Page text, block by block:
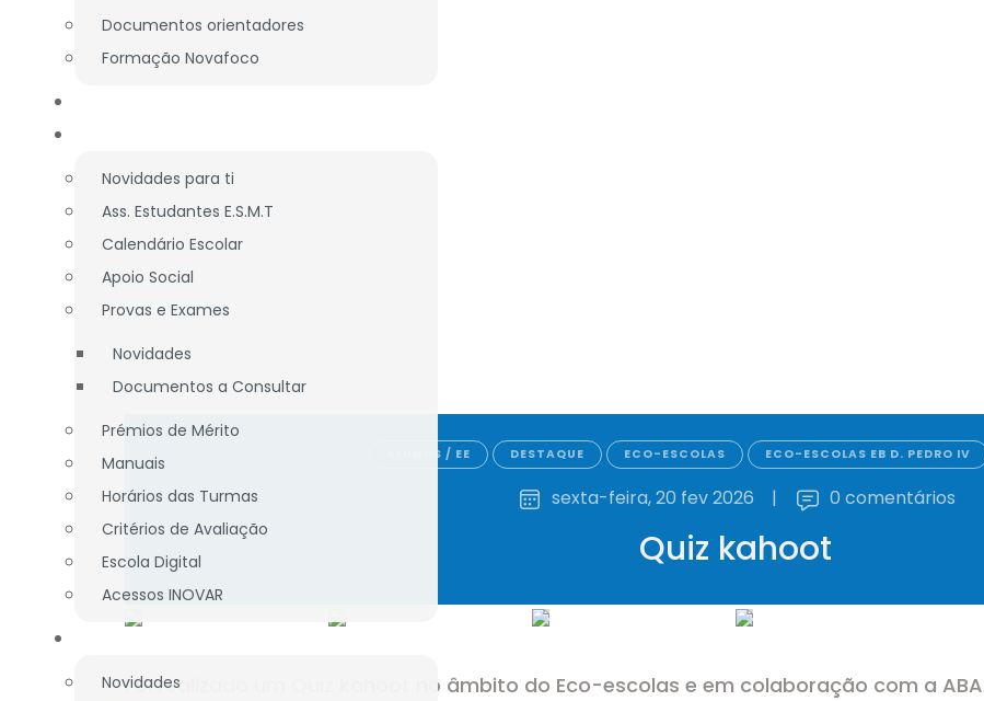
Documentos orientadores
Formação Novafoco
Novidades para ti
Ass. Estudantes E.S.M.T
Calendário Escolar
Apoio Social
Provas e Exames
Novidades
Documentos a Consultar
Prémios de Mérito
Manuais
Horários das Turmas
Critérios de Avaliação
Escola Digital
Acessos INOVAR
Novidades
ALUNOS / EE DESTAQUE ECO-ESCOLAS ECO-ESCOLAS EB D. PEDRO IV
sexta-feira, 20 fev 2026 | 0 comentários
Quiz kahoot
Foi realizado um Quiz kahoot no âmbito do Eco-escolas e em colaboração com a